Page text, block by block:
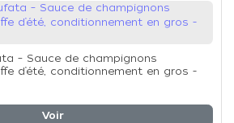
– Sauce de champignons
d’été, conditionnement en gros -
Voir